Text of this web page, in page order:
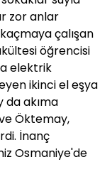
zor anlar
çalışan
öğrencisi
elektrik
ikinci el eşya
da akıma
ve Öktemay,
İnanç
Osmaniye'de